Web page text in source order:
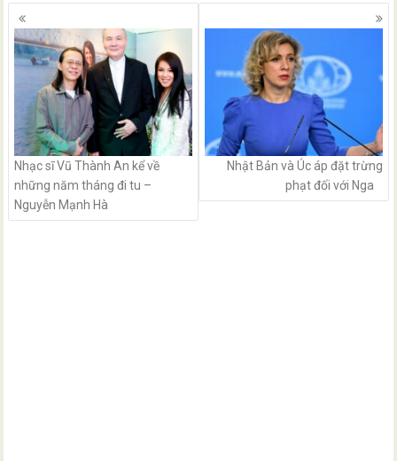
Posts
navigation
Nhạc sĩ Vũ Thành An kể về
những năm tháng đi tu –
Nguyễn Mạnh Hà
​​Nhật Bản và Úc áp đặt trừng
phạt đối với Nga